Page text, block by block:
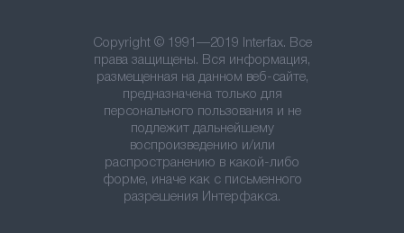
Copyright © 1991—2019 Interfax. Все
права защищены. Вся информация,
размещенная на данном веб-сайте,
предназначена только для
персонального пользования и не
подлежит дальнейшему
воспроизведению и/или
распространению в какой-либо
форме, иначе как с письменного
разрешения Интерфакса.